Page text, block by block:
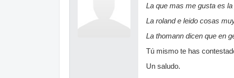
La que mas me gusta es
La roland e leido cosas
La thomann dicen que en
Tú mismo te has
Un saludo.